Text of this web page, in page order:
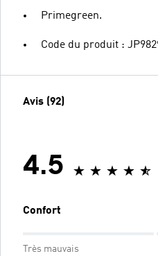
Primegreen.
Code du produit :
Avis (92)
4.5
Confort
Très mauvais